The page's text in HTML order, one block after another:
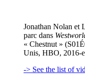
Jonathan Nolan et
parc dans
« Chestnut »
Unis, HBO, 2016-
-> See the list of